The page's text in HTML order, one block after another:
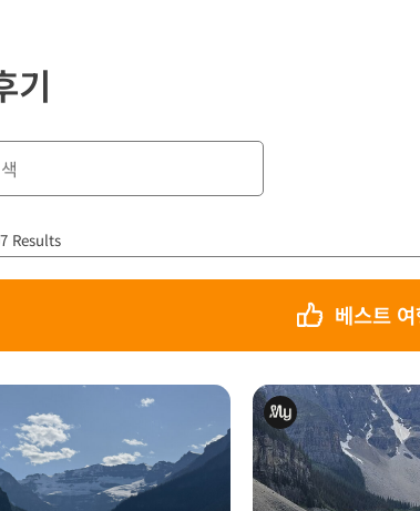
기
Results
베스트